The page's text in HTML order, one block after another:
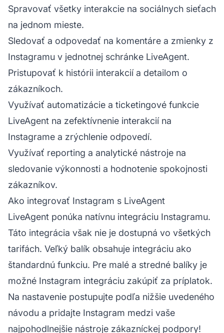
Spravovať všetky interakcie na sociálnych sieťach
na jednom mieste.
Sledovať a odpovedať na komentáre a zmienky z
Instagramu v jednotnej schránke LiveAgent.
Pristupovať k histórii interakcií a detailom o
zákazníkoch.
Využívať automatizácie a ticketingové funkcie
LiveAgent na zefektívnenie interakcií na
Instagrame a zrýchlenie odpovedí.
Využívať reporting a analytické nástroje na
sledovanie výkonnosti a hodnotenie spokojnosti
zákazníkov.
Ako integrovať Instagram s LiveAgent
LiveAgent ponúka natívnu integráciu Instagramu.
Táto integrácia však nie je dostupná vo všetkých
tarifách. Veľký balík obsahuje integráciu ako
štandardnú funkciu. Pre malé a stredné balíky je
možné Instagram integráciu zakúpiť za príplatok.
Na nastavenie postupujte podľa nižšie uvedeného
návodu a pridajte Instagram medzi vaše
najpohodlnejšie nástroje zákazníckej podpory!